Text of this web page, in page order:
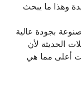
وهذا ما يبحث
بجودة عالية
الحديثة لأن
أعلى مما هي